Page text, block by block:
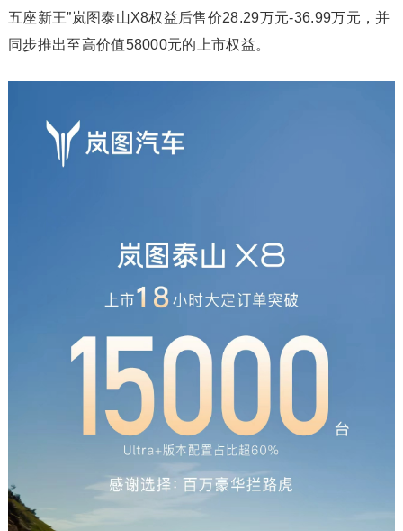
五座新王”岚图泰山X8权益后售价28.29万元-36.99万元，并
同步推出至高价值58000元的上市权益。